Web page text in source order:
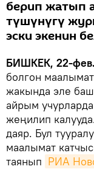
берип жатып
түшүнүгү
эски экенин
БИШКЕК, 22-
болгон
жакында эле
айрым
жеңилип
даяр. Бул
маалымат
таянып РИА